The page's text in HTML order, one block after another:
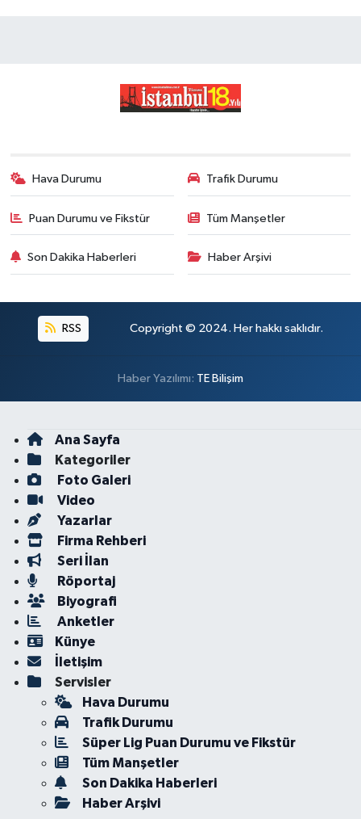
Hava Durumu Trafik Durumu
Puan Durumu ve Fikstür Tüm Manşetler
Son Dakika Haberleri Haber Arşivi
RSS Copyright © 2024. Her hakkı saklıdır.
Haber Yazılımı: TE Bilişim
Ana Sayfa
Kategoriler
Foto Galeri
Video
Yazarlar
Firma Rehberi
Seri İlan
Röportaj
Biyografi
Anketler
Künye
İletişim
Servisler
Hava Durumu
Trafik Durumu
Süper Lig Puan Durumu ve Fikstür
Tüm Manşetler
Son Dakika Haberleri
Haber Arşivi